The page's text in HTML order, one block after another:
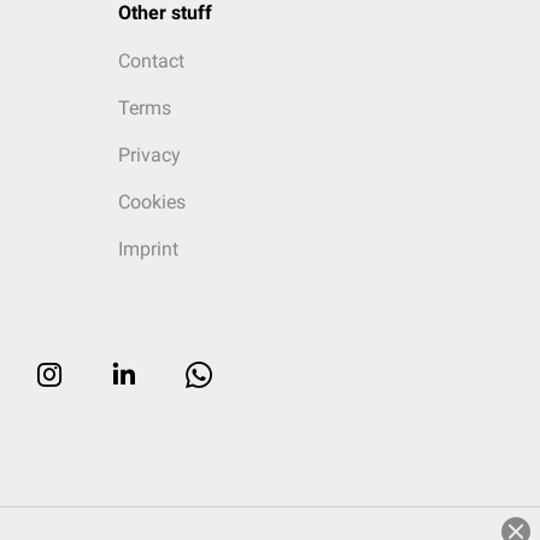
Other stuff
Contact
Terms
Privacy
Cookies
Imprint